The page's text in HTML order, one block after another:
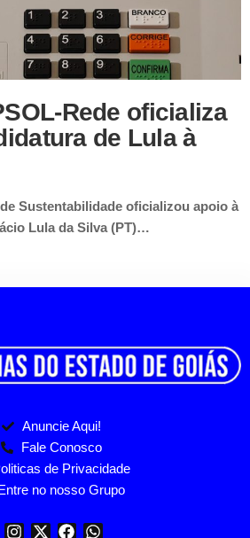
Rede oficializa
de Lula à
Sustentabilidade oficializou apoio à
Lula da Silva (PT)…
Anuncie Aqui!
Fale Conosco
de Privacidade
no nosso Grupo